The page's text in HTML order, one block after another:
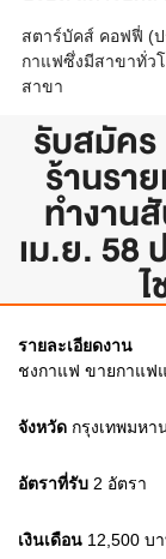
สตาร์บัคส์ คอฟฟี่ (ป
กาแฟซึ่งมีสาขาทั่ว
สาขา
รับสมัคร
ร้านรา
ทำงาน
เม.ย. 58
รายละเอียดงาน
ชงกาแฟ ขายกาแฟ
จังหวัด กรุงเทพมหา
อัตราที่รับ 2 อัตรา
เงินเดือน 12,500 บ